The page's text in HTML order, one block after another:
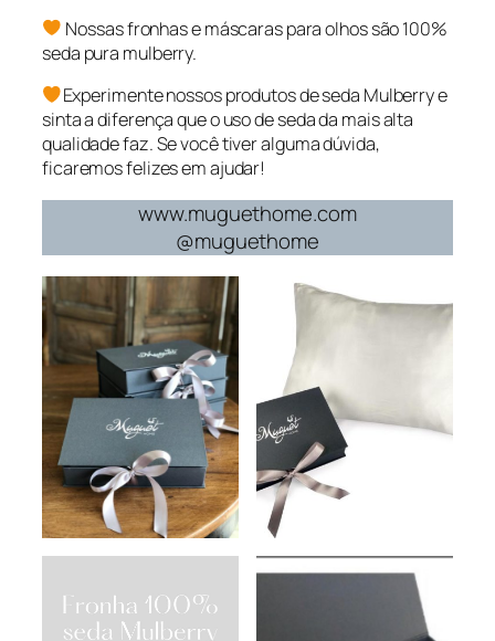
Nossas fronhas e máscaras para olhos são 100%
seda pura mulberry.
Experimente nossos produtos de seda Mulberry e
sinta a diferença que o uso de seda da mais alta
qualidade faz. Se você tiver alguma dúvida,
ficaremos felizes em ajudar!
www.muguethome.com
@muguethome